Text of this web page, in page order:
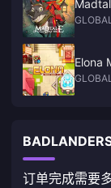
GLOBAL
Elona
GLOBAL
订单完成需要